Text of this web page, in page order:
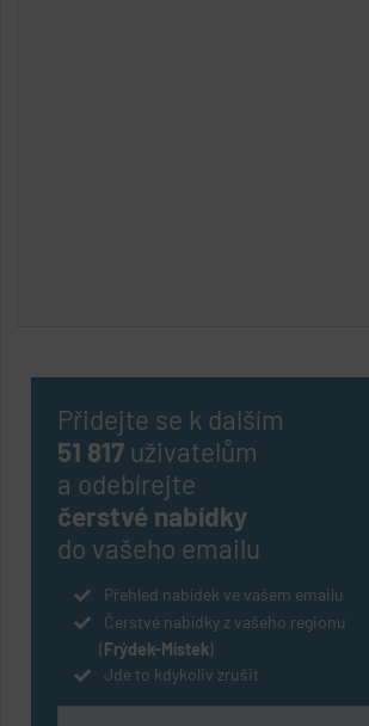
Přidejte se k dalším
51 817uživatelům
a odebírejte
čerstvé nabídky
do vašeho emailu
Přehled nabídek ve vašem emailu
Čerstvé nabídky z vašeho regionu
(Frýdek-Místek)
Jde to kdykoliv zrušit